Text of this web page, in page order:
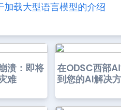
加载大型语言模型的介绍
溃：即将
难
在ODSC西部
到您的AI解决